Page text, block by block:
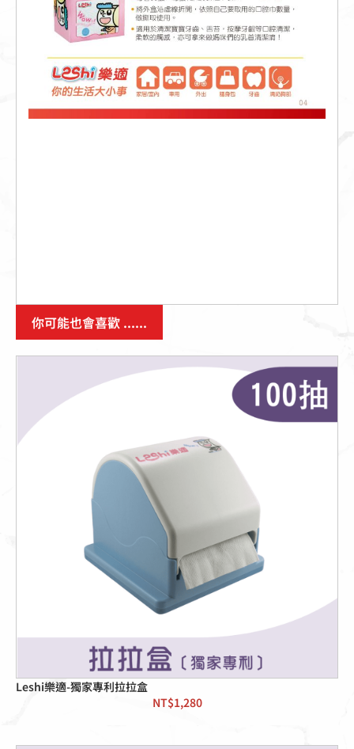
你可能也會喜歡 ......
Leshi樂適-獨家專利拉拉盒
NT$1,280